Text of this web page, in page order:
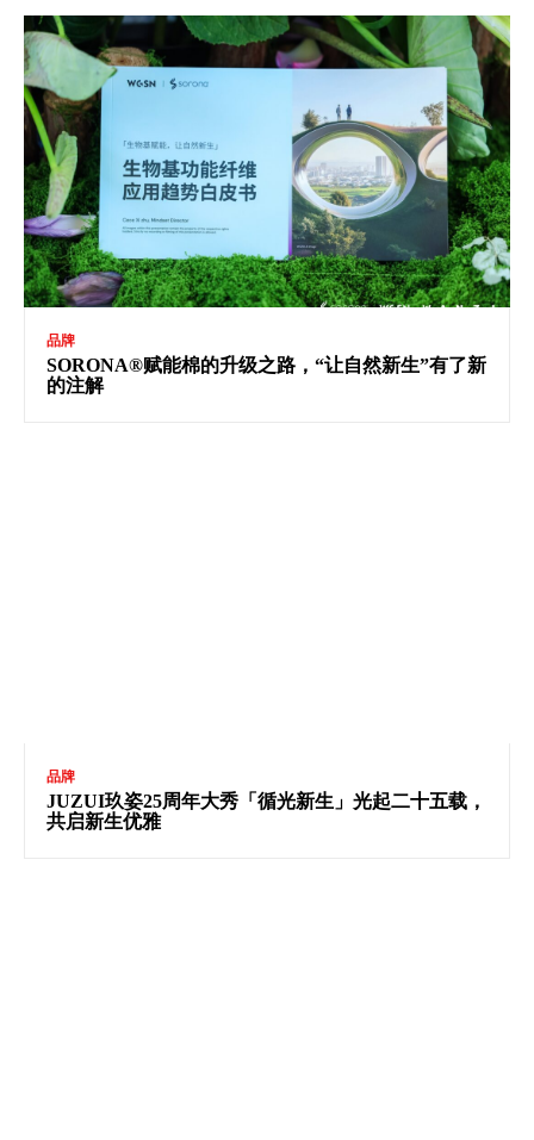
品牌
SORONA®赋能棉的升级之路，“让自然新生”有了新
的注解
品牌
JUZUI玖姿25周年大秀「循光新生」光起二十五载，
共启新生优雅